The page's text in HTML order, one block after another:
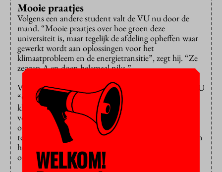
Mooie praatjes
Volgens een andere student valt de VU nu door de
mand. “Mooie praatjes over hoe groen deze
universiteit is, maar tegelijk de afdeling opheffen waar
gewerkt wordt aan oplossingen voor het
klimaatprobleem en de energietransitie”, zegt hij. “Ze
zeggen A en doen helemaal niks.”
Volgens iemand anders staat het hele besluit van de VU
“Op losse schroeven”. “Als studenten zijn wij ook
klant van de VU”, zegt hij. “En ik kan me niet
voorstellen dat je het zomaar kunt maken om de
opleiding, waarvoor we ons hebben ingeschreven, op
te heffen.” Ook deugt de financiële onderbouwing van
het besluit volgens hem niet. “Het is een
onverantwoordelijk besluit”, roept iemand anders.
WELKOM!